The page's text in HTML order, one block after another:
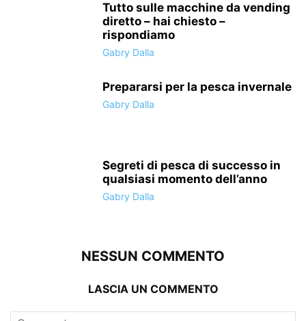
Tutto sulle macchine da vending
diretto – hai chiesto –
rispondiamo
Gabry Dalla
Prepararsi per la pesca invernale
Gabry Dalla
Segreti di pesca di successo in
qualsiasi momento dell’anno
Gabry Dalla
NESSUN COMMENTO
LASCIA UN COMMENTO